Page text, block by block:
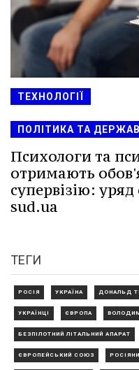
ТЕХНОЛОГІЇ
ПОЛІТИКА ТА
Психологи та
отримають
супервізію:
sud.ua
ТЕГИ
РОСІЯ УКРАЇНА ДОНАЛЬД
УКРАЇНЦІ ЄВРОПА
БЕЗПІЛОТНИЙ ЛІТАЛЬНИЙ АПАРАТ
ЄВРОПЕЙСЬКИЙ СОЮЗ РОСІЯНИ